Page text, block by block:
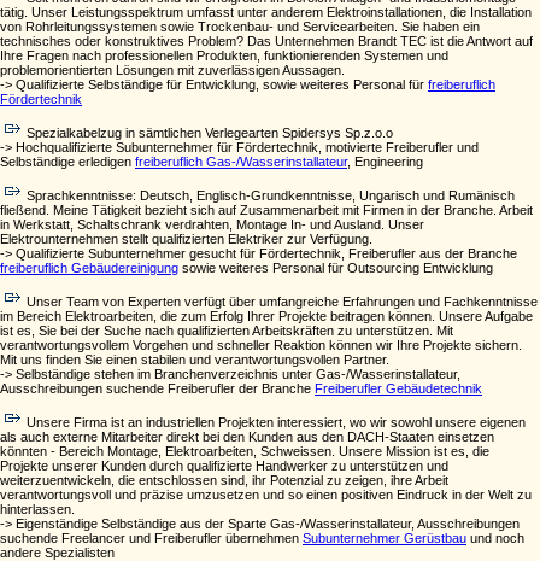
tätig. Unser Leistungsspektrum umfasst unter anderem Elektroinstallationen, die Installation
von Rohrleitungssystemen sowie Trockenbau- und Servicearbeiten. Sie haben ein
technisches oder konstruktives Problem? Das Unternehmen Brandt TEC ist die Antwort auf
Ihre Fragen nach professionellen Produkten, funktionierenden Systemen und
problemorientierten Lösungen mit zuverlässigen Aussagen.
-> Qualifizierte Selbständige für Entwicklung, sowie weiteres Personal für freiberuflich
Fördertechnik
Spezialkabelzug in sämtlichen Verlegearten Spidersys Sp.z.o.o
-> Hochqualifizierte Subunternehmer für Fördertechnik, motivierte Freiberufler und
Selbständige erledigen freiberuflich Gas-/Wasserinstallateur, Engineering
Sprachkenntnisse: Deutsch, Englisch-Grundkenntnisse, Ungarisch und Rumänisch
fließend. Meine Tätigkeit bezieht sich auf Zusammenarbeit mit Firmen in der Branche. Arbeit
in Werkstatt, Schaltschrank verdrahten, Montage In- und Ausland. Unser
Elektrounternehmen stellt qualifizierten Elektriker zur Verfügung.
-> Qualifizierte Subunternehmer gesucht für Fördertechnik, Freiberufler aus der Branche
freiberuflich Gebäudereinigung sowie weiteres Personal für Outsourcing Entwicklung
Unser Team von Experten verfügt über umfangreiche Erfahrungen und Fachkenntnisse
im Bereich Elektroarbeiten, die zum Erfolg Ihrer Projekte beitragen können. Unsere Aufgabe
ist es, Sie bei der Suche nach qualifizierten Arbeitskräften zu unterstützen. Mit
verantwortungsvollem Vorgehen und schneller Reaktion können wir Ihre Projekte sichern.
Mit uns finden Sie einen stabilen und verantwortungsvollen Partner.
-> Selbständige stehen im Branchenverzeichnis unter Gas-/Wasserinstallateur,
Ausschreibungen suchende Freiberufler der Branche Freiberufler Gebäudetechnik
Unsere Firma ist an industriellen Projekten interessiert, wo wir sowohl unsere eigenen
als auch externe Mitarbeiter direkt bei den Kunden aus den DACH-Staaten einsetzen
könnten - Bereich Montage, Elektroarbeiten, Schweissen. Unsere Mission ist es, die
Projekte unserer Kunden durch qualifizierte Handwerker zu unterstützen und
weiterzuentwickeln, die entschlossen sind, ihr Potenzial zu zeigen, ihre Arbeit
verantwortungsvoll und präzise umzusetzen und so einen positiven Eindruck in der Welt zu
hinterlassen.
-> Eigenständige Selbständige aus der Sparte Gas-/Wasserinstallateur, Ausschreibungen
suchende Freelancer und Freiberufler übernehmen Subunternehmer Gerüstbau und noch
andere Spezialisten